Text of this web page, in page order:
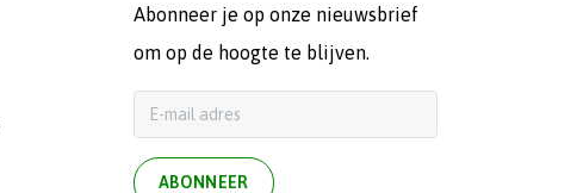
Abonneer je op onze nieuwsbrief
om op de hoogte te blijven.
ABONNEER